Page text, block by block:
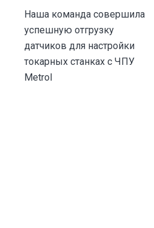
Наша команда совершила
успешную отгрузку
датчиков для настройки
токарных станках с ЧПУ
Metrol